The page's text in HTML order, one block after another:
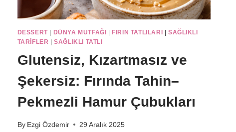
DESSERT| DÜNYA MUTFAĞI FIRIN TATLILARI
SAĞLIKLI
TARIFLER
|SAĞLIKLI TATLI
Glutensiz, Kızartmasız ve
Şekersiz: Fırında Tahin–
Pekmezli Hamur Çubukları
By Ezgi Özdemir 29 Aralık 2025